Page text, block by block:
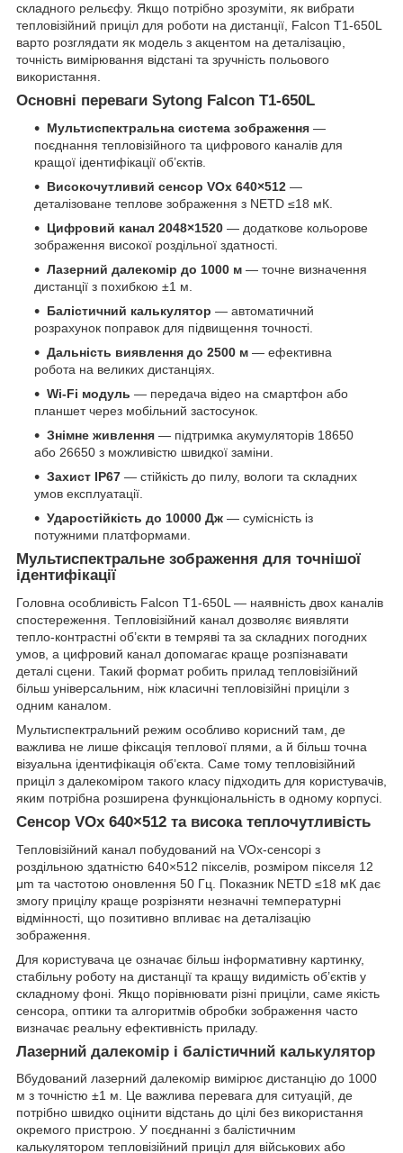
складного рельєфу. Якщо потрібно зрозуміти, як вибрати
тепловізійний приціл для роботи на дистанції, Falcon T1-650L
варто розглядати як модель з акцентом на деталізацію,
точність вимірювання відстані та зручність польового
використання.
Основні переваги Sytong Falcon T1-650L
Мультиспектральна система зображення —
поєднання тепловізійного та цифрового каналів для
кращої ідентифікації об’єктів.
Високочутливий сенсор VOx 640×512 —
деталізоване теплове зображення з NETD ≤18 мК.
Цифровий канал 2048×1520 — додаткове кольорове
зображення високої роздільної здатності.
Лазерний далекомір до 1000 м — точне визначення
дистанції з похибкою ±1 м.
Балістичний калькулятор — автоматичний
розрахунок поправок для підвищення точності.
Дальність виявлення до 2500 м — ефективна
робота на великих дистанціях.
Wi-Fi модуль — передача відео на смартфон або
планшет через мобільний застосунок.
Знімне живлення — підтримка акумуляторів 18650
або 26650 з можливістю швидкої заміни.
Захист IP67 — стійкість до пилу, вологи та складних
умов експлуатації.
Ударостійкість до 10000 Дж — сумісність із
потужними платформами.
Мультиспектральне зображення для точнішої
ідентифікації
Головна особливість Falcon T1-650L — наявність двох каналів
спостереження. Тепловізійний канал дозволяє виявляти
тепло-контрастні об’єкти в темряві та за складних погодних
умов, а цифровий канал допомагає краще розпізнавати
деталі сцени. Такий формат робить прилад тепловізійний
більш універсальним, ніж класичні тепловізійні приціли з
одним каналом.
Мультиспектральний режим особливо корисний там, де
важлива не лише фіксація теплової плями, а й більш точна
візуальна ідентифікація об’єкта. Саме тому тепловізійний
приціл з далекоміром такого класу підходить для користувачів,
яким потрібна розширена функціональність в одному корпусі.
Сенсор VOx 640×512 та висока теплочутливість
Тепловізійний канал побудований на VOx-сенсорі з
роздільною здатністю 640×512 пікселів, розміром пікселя 12
μm та частотою оновлення 50 Гц. Показник NETD ≤18 мК дає
змогу прицілу краще розрізняти незначні температурні
відмінності, що позитивно впливає на деталізацію
зображення.
Для користувача це означає більш інформативну картинку,
стабільну роботу на дистанції та кращу видимість об’єктів у
складному фоні. Якщо порівнювати різні приціли, саме якість
сенсора, оптики та алгоритмів обробки зображення часто
визначає реальну ефективність приладу.
Лазерний далекомір і балістичний калькулятор
Вбудований лазерний далекомір вимірює дистанцію до 1000
м з точністю ±1 м. Це важлива перевага для ситуацій, де
потрібно швидко оцінити відстань до цілі без використання
окремого пристрою. У поєднанні з балістичним
калькулятором тепловізійний приціл для військових або